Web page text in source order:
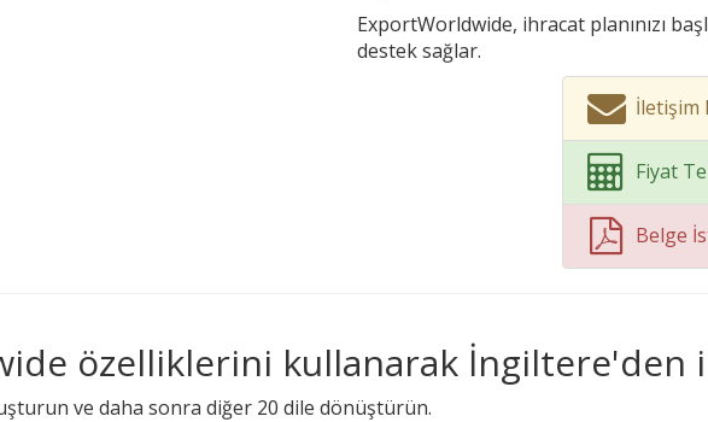
ExportWorldwide, ihracat planınızı
destek sağlar.
İletişim
Fiyat
Belge
özelliklerini kullanarak İngiltere'den
ve daha sonra diğer 20 dile dönüştürün.